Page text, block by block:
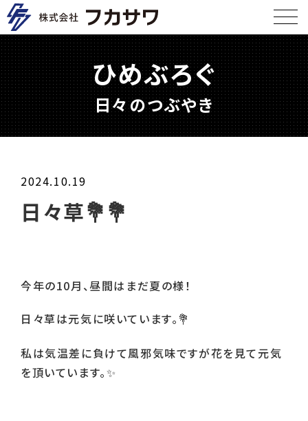
ひめぶろぐ
日々のつぶやき
2024.10.19
日々草💐💐
今年の10月、昼間はまだ夏の様！
日々草は元気に咲いています。 💐
私は気温差に負けて風邪気味ですが花を見て元気
を頂いています。 ✨